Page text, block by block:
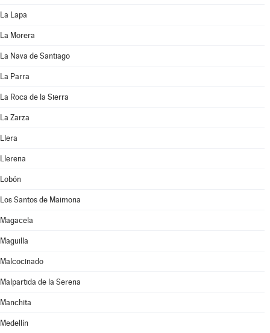
La Lapa
La Morera
La Nava de Santiago
La Parra
La Roca de la Sierra
La Zarza
Llera
Llerena
Lobón
Los Santos de Maimona
Magacela
Maguilla
Malcocinado
Malpartida de la Serena
Manchita
Medellín